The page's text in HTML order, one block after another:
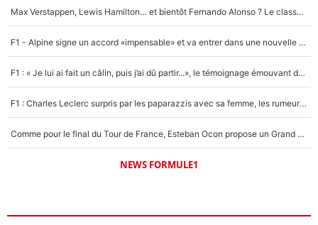
Max Verstappen, Lewis Hamilton… et bientôt Fernando Alonso ? Le classement des pilotes les mieux payés en Formule 1 risque de changer !
F1 - Alpine signe un accord «impensable» et va entrer dans une nouvelle dimension : Grande nouvelle pour Pierre Gasly !
F1 : « Je lui ai fait un câlin, puis j’ai dû partir...», le témoignage émouvant de Max Verstappen sur sa fille
F1 : Charles Leclerc surpris par les paparazzis avec sa femme, les rumeurs étaient vraies !
Comme pour le final du Tour de France, Esteban Ocon propose un Grand Prix de Formule 1 à Paris : «Autour de l’Arc de Triomphe, ce serait génial» !
NEWS FORMULE1